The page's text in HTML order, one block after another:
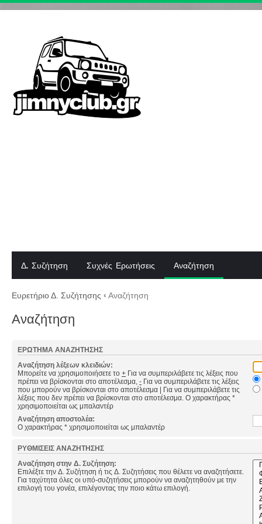
Δ. Συζήτηση Συχνές Ερωτήσεις Αναζήτηση
Ευρετήριο Δ. Συζήτησης ‹ Αναζήτηση
Αναζήτηση
ΕΡΏΤΗΜΑ ΑΝΑΖΉΤΗΣΗΣ
Αναζήτηση λέξεων κλειδιών:
Μπορείτε να χρησιμοποιήσετε το + Για να συμπεριλάβετε τις λέξεις που
πρέπει να βρίσκονται στο αποτέλεσμα, - Για να συμπεριλάβετε τις λέξεις
που μπορούν να βρίσκονται στο αποτέλεσμα | Για να συμπεριλάβετε τις
λέξεις που δεν πρέπει να βρίσκονται στο αποτέλεσμα. Ο χαρακτήρας *
χρησιμοποιείται ως μπαλαντέρ
Αναζήτηση αποστολέα:
Ο χαρακτήρας * χρησιμοποιείται ως μπαλαντέρ
ΡΥΘΜΊΣΕΙΣ ΑΝΑΖΉΤΗΣΗΣ
Αναζήτηση στην Δ. Συζήτηση:
Επιλέξτε την Δ. Συζήτηση ή τις Δ. Συζητήσεις που θέλετε να αναζητήσετε.
Για ταχύτητα όλες οι υπό-συζητήσεις μπορούν να αναζητηθούν με την
επιλογή του γονέα, επιλέγοντας την ποιο κάτω επιλογή.